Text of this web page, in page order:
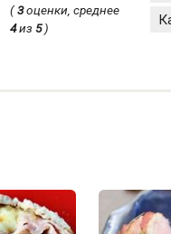
(3оценки, среднее
4из5)